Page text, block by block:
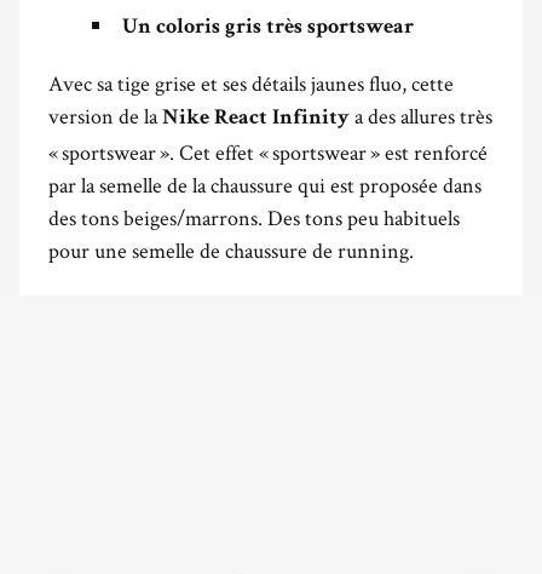
Un coloris gris très sportswear
Avec sa tige grise et ses détails jaunes fluo, cette
version de laNike React Infinity a des allures très
« sportswear ». Cet effet « sportswear » est renforcé
par la semelle de la chaussure qui est proposée dans
des tons beiges/marrons. Des tons peu habituels
pour une semelle de chaussure de running.